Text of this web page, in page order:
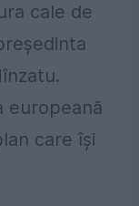
cale de
europeană
care își